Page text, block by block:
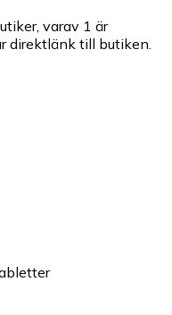
varav 1 är
direktlänk till butiken.